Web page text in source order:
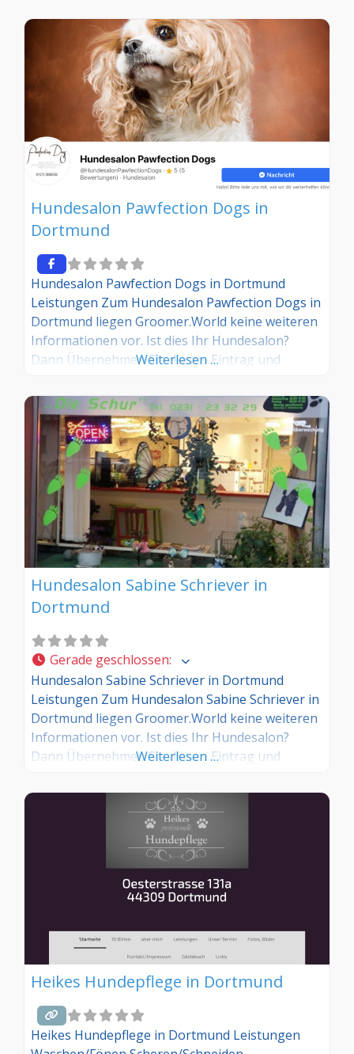
ein. Sind Sie Kunde in diesem Hundesalon, dann
teilen Sie uns Ihre Erfahrungen über die
Kommentarfunktion gerne mit.
Hundesalon Pawfection Dogs in
Dortmund
Hundesalon Pawfection Dogs in Dortmund
Leistungen Zum Hundesalon Pawfection Dogs in
Dortmund liegen Groomer.World keine weiteren
Informationen vor. Ist dies Ihr Hundesalon?
Dann Übernehmen Sie diesen Eintrag und
ein. Sind Sie Kunde in diesem Hundesalon, dann
teilen Sie uns Ihre Erfahrungen über die
Kommentarfunktion gerne mit.
Weiterlesen …
Hundesalon Sabine Schriever in
Dortmund
Gerade geschlossen:
Hundesalon Sabine Schriever in Dortmund
Leistungen Zum Hundesalon Sabine Schriever in
Dortmund liegen Groomer.World keine weiteren
Informationen vor. Ist dies Ihr Hundesalon?
Dann Übernehmen Sie diesen Eintrag und
ein. Sind Sie Kunde in diesem Hundesalon, dann
teilen Sie uns Ihre Erfahrungen über die
Kommentarfunktion gerne mit.
Weiterlesen …
Heikes Hundepflege in Dortmund
Heikes Hundepflege in Dortmund Leistungen